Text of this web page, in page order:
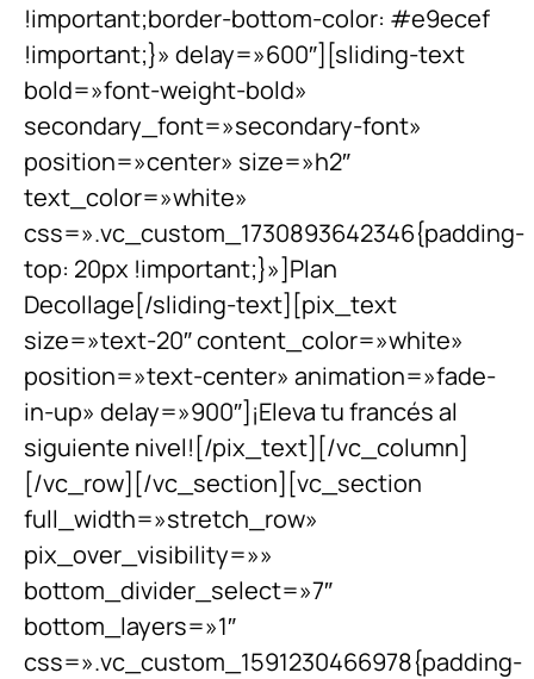
!important;border-bottom-color: #e9ecef
!important;}» delay=»600″][sliding-text
bold=»font-weight-bold»
secondary_font=»secondary-font»
position=»center» size=»h2″
text_color=»white»
css=».vc_custom_1730893642346{padding-
top: 20px !important;}»]Plan
Decollage[/sliding-text][pix_text
size=»text-20″ content_color=»white»
position=»text-center» animation=»fade-
in-up» delay=»900″]¡Eleva tu francés al
siguiente nivel![/pix_text][/vc_column]
[/vc_row][/vc_section][vc_section
full_width=»stretch_row»
pix_over_visibility=»»
bottom_divider_select=»7″
bottom_layers=»1″
css=».vc_custom_1591230466978{padding-